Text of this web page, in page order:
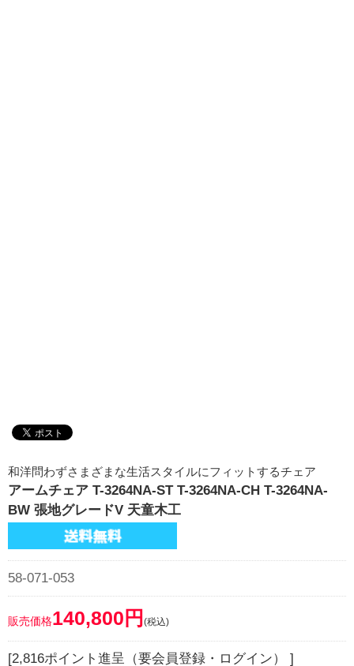
和洋問わずさまざまな生活スタイルにフィットするチェア
アームチェア T-3264NA-ST T-3264NA-CH T-3264NA-
BW 張地グレードV 天童木工
58-071-053
販売価格140,800円 (税込)
[2,816ポイント進呈（要会員登録・ログイン） ]